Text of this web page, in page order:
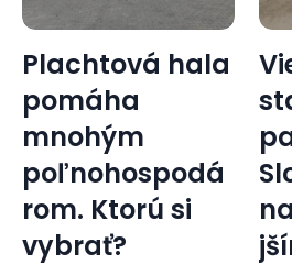
Viete, ktoré
stanové haly
patria na
Slovensku k
najdopytovane
jším?